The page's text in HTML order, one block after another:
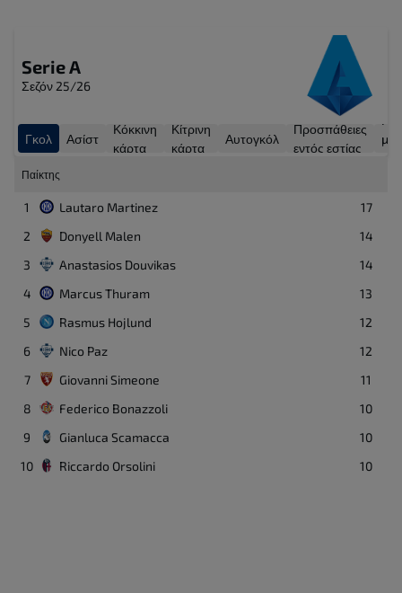
Serie A
Σεζόν 25/26
Γκολ Ασίστ
Κόκκινη
κάρτα
Κίτρινη
κάρτα
Αυτογκόλ
Προσπάθειες
εντός εστίας
με
Παίκτης
1 Lautaro Martinez
17
2
Donyell Malen
14
3
Anastasios Douvikas
14
4
Marcus Thuram
13
5
Rasmus Hojlund
12
6
Nico Paz
12
7
Giovanni Simeone
11
8
Federico Bonazzoli
10
9
Gianluca Scamacca
10
10
Riccardo Orsolini 10